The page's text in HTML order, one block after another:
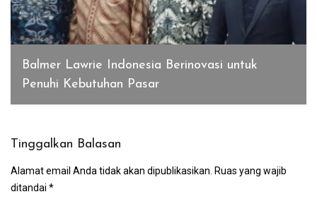
Balmer Lawrie Indonesia Berinovasi untuk
Penuhi Kebutuhan Pasar
Tinggalkan Balasan
Alamat email Anda tidak akan dipublikasikan. Ruas yang wajib
ditandai *